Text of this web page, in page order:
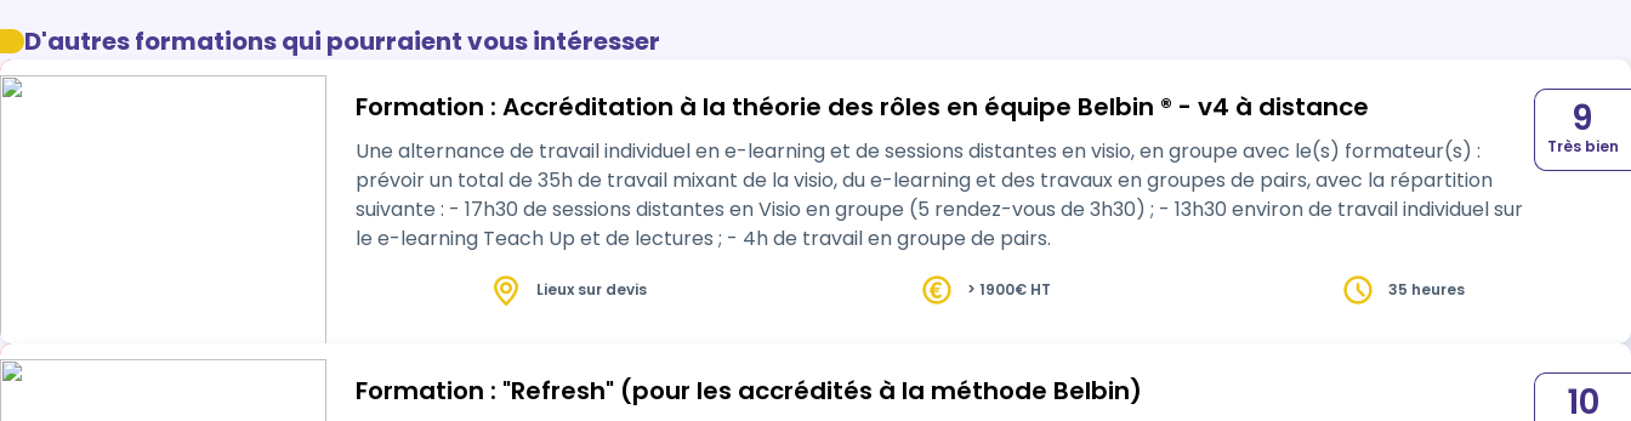
D'autres formations qui pourraient vous intéresser
Formation : Accréditation à la théorie des rôles en équipe Belbin ® - v4 à distance
Une alternance de travail individuel en e-learning et de sessions distantes en visio, en groupe avec le(s) formateur(s) :
prévoir un total de 35h de travail mixant de la visio, du e-learning et des travaux en groupes de pairs, avec la répartition
suivante : - 17h30 de sessions distantes en Visio en groupe (5 rendez-vous de 3h30) ; - 13h30 environ de travail individuel sur
le e-learning Teach Up et de lectures ; - 4h de travail en groupe de pairs.
9
Très bien
Lieux sur devis > 1900€ HT 35 heures
Formation : "Refresh" (pour les accrédités à la méthode Belbin) 10